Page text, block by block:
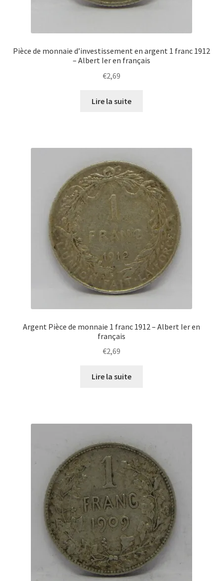
Pièce de monnaie d’investissement en argent 1 franc 1912
– Albert Ier en français
€2,69
Lire la suite
Argent Pièce de monnaie 1 franc 1912 – Albert Ier en
français
€2,69
Lire la suite